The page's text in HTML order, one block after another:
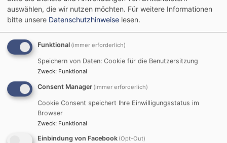
mit der KG
Röthenbach-Eibach-
Reichelsdorf
Im direkten Gespräch teilten
bewegt. Im Rahmen des
auswählen, die wir nutzen möchten. Für weitere Informationen
bitte unsere Datenschutzhinweise lesen.
Funktional (immer erforderlich)
Speichern von Daten: Cookie für die Benutzersitzung
Zweck: Funktional
Consent Manager (immer erforderlich)
Cookie Consent speichert Ihre Einwilligungsstatus im
Browser
Zweck: Funktional
Einbindung von Facebook (Opt-Out)